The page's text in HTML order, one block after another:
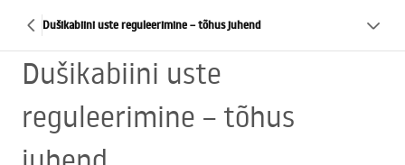
Dušikabiini uste reguleerimine – tõhus juhend
Dušikabiini uste
reguleerimine – tõhus